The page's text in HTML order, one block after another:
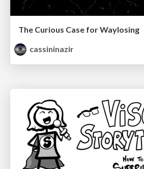
The Curious Case for Waylosing
cassininazir